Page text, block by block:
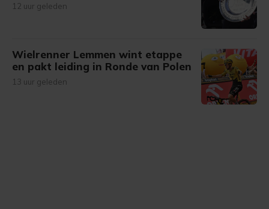
12 uur geleden
Wielrenner Lemmen wint etappe
en pakt leiding in Ronde van Polen
13 uur geleden